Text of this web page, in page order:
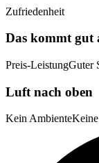
Zufriedenheit
Das kommt gut
Preis-LeistungGuter
Luft nach oben
Kein Ambiente